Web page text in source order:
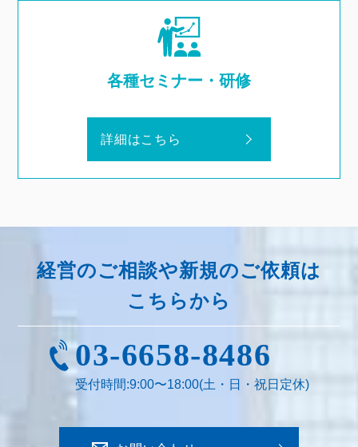
各種セミナー・研修
詳細はこちら
経営のご相談や新規のご依頼は
こちらから
03-6658-8486
受付時間:9:00〜18:00(土・日・祝日定休)